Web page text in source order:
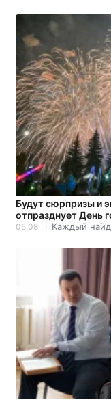
Будут сюрпризы и
отпразднует День
05.08 Каждый